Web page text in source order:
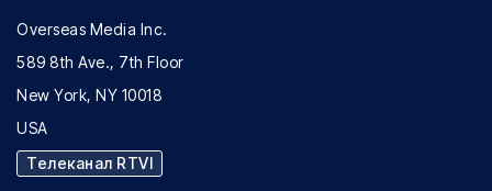
Overseas Media Inc.
589 8th Ave., 7th Floor
New York, NY 10018
USA
Телеканал RTVI